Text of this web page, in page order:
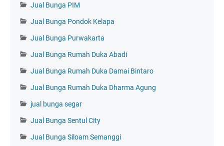
Jual Bunga PIM
Jual Bunga Pondok Kelapa
Jual Bunga Purwakarta
Jual Bunga Rumah Duka Abadi
Jual Bunga Rumah Duka Damai Bintaro
Jual Bunga Rumah Duka Dharma Agung
jual bunga segar
Jual Bunga Sentul City
Jual Bunga Siloam Semanggi